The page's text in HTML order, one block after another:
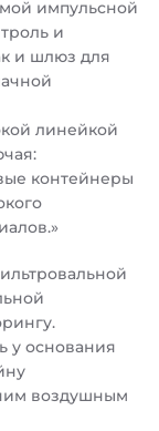
импульсной
и
и шлюз для
линейкой
контейнеры
у основания
воздушным